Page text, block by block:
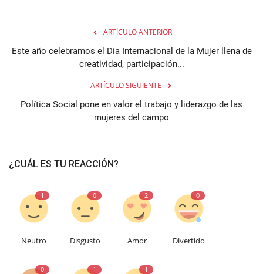
ARTÍCULO ANTERIOR
Este año celebramos el Día Internacional de la Mujer llena de
creatividad, participación...
ARTÍCULO SIGUIENTE
Política Social pone en valor el trabajo y liderazgo de las
mujeres del campo
¿CUÁL ES TU REACCIÓN?
1
Neutro
0
Disgusto
2
Amor
0
Divertido
0 1 1